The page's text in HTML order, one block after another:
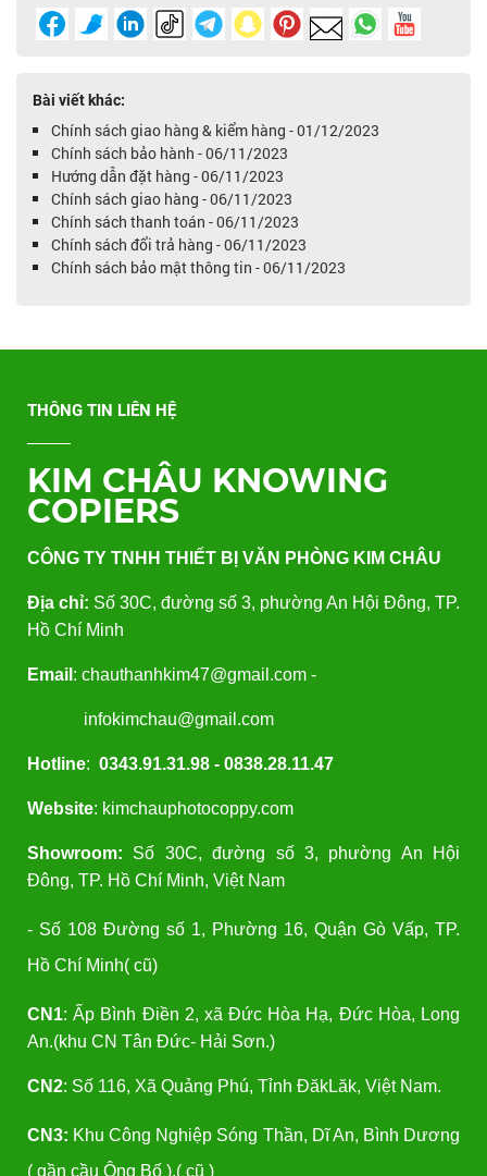
Bài viết khác:
Chính sách giao hàng & kiểm hàng - 01/12/2023
Chính sách bảo hành - 06/11/2023
Hướng dẫn đặt hàng - 06/11/2023
Chính sách giao hàng - 06/11/2023
Chính sách thanh toán - 06/11/2023
Chính sách đổi trả hàng - 06/11/2023
Chính sách bảo mật thông tin - 06/11/2023
THÔNG TIN LIÊN HỆ
KIM CHÂU KNOWING
COPIERS
CÔNG TY TNHH THIẾT BỊ VĂN PHÒNG KIM CHÂU
Địa chỉ: Số 30C, đường số 3, phường An Hội Đông, TP.
Hồ Chí Minh
Email : chauthanhkim47@gmail.com -
infokimchau@gmail.com
Hotline: 0343.91.31.98 - 0838.28.11.47
Website: kimchauphotocoppy.com
Showroom: Số 30C, đường số 3, phường An Hội
Đông, TP. Hồ Chí Minh, Việt Nam
- Số 108 Đường số 1, Phường 16, Quận Gò Vấp, TP.
Hồ Chí Minh( cũ)
CN1: Ấp Bình Điền 2, xã Đức Hòa Hạ, Đức Hòa, Long
An.(khu CN Tân Đức- Hải Sơn.)
CN2: Số 116, Xã Quảng Phú, Tỉnh ĐăkLăk, Việt Nam.
CN3: Khu Công Nghiệp Sóng Thần, Dĩ An, Bình Dương
( gần cầu Ông Bố ).( cũ )